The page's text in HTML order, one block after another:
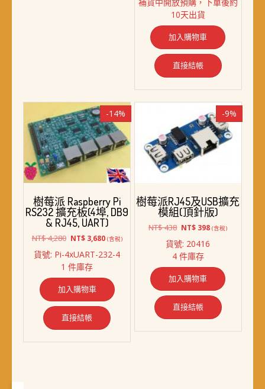
格：
NT$ 2,188。
格：
10天出貨
加入購物車
直接結帳
-9%
樹莓派RJ45及USB擴充
模組(頂針版)
NT$438 原
價
格：
NT$ 438。
NT$ 398目
NT$ 398。
(含稅)
貨號: 20416
4 件庫存
加入購物車
直接結帳
-14%
樹莓派 Raspberry Pi
RS232 擴充板(4埠, DB9
& RJ45, UART)
NT$4,280 原
價
格：
NT$ 4,280。
NT$3,680目
價
NT$ 3,680。
(含稅)
貨號: Pi-4xUART-232-4
1 件庫存
加入購物車
直接結帳